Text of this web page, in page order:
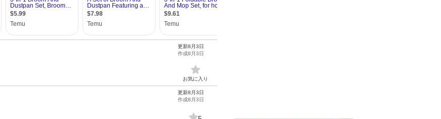
更新8月3日
作成8月3日
お気に入り
更新8月3日
作成8月3日